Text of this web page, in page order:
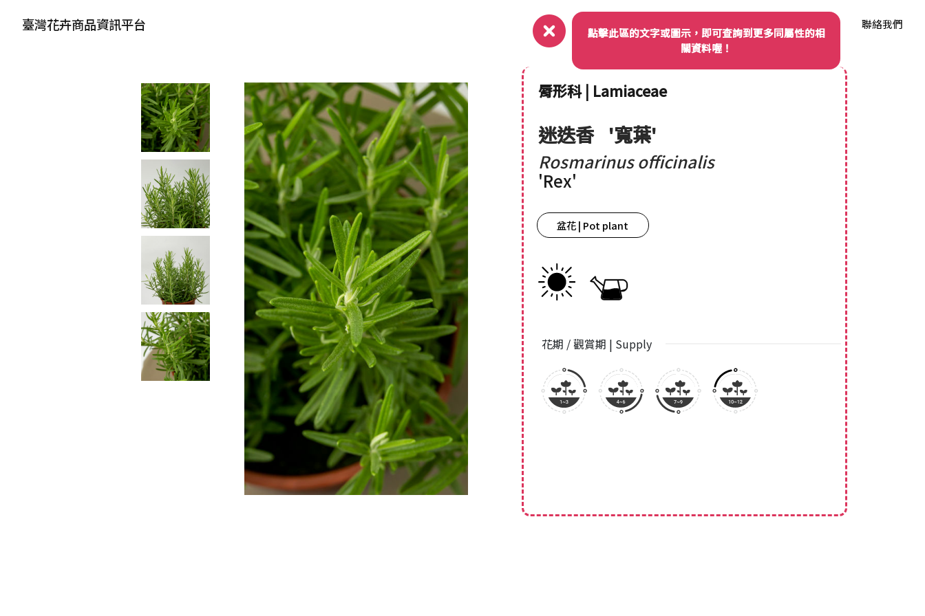
臺灣花卉商品資訊平台 聯絡我們
點擊此區的文字或圖示，即可查詢到更多同屬性的相
關資料喔！
脣形科 | Lamiaceae
迷迭香 '寬葉'
Rosmarinus officinalis
'Rex'
盆花 | Pot plant
花期 / 觀賞期 | Supply